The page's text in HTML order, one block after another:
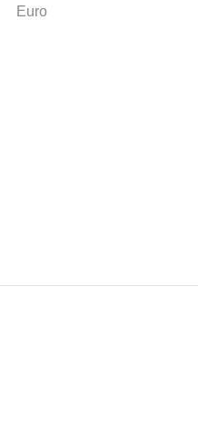
Se você busca por Distribuidor
Euro